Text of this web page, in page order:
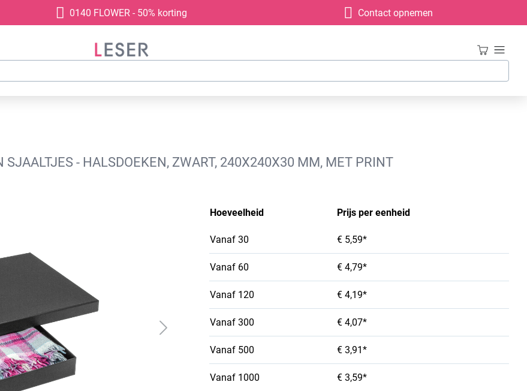
0140 FLOWER - 50% korting Contact opnemen
- HALSDOEKEN, ZWART, 240X240X30 MM, MET PRINT
Hoeveelheid Prijs per eenheid
Vanaf 30 € 5,59*
Vanaf 60 € 4,79*
Vanaf 120 € 4,19*
Vanaf 300 € 4,07*
Vanaf 500 € 3,91*
Vanaf 1000 € 3,59*